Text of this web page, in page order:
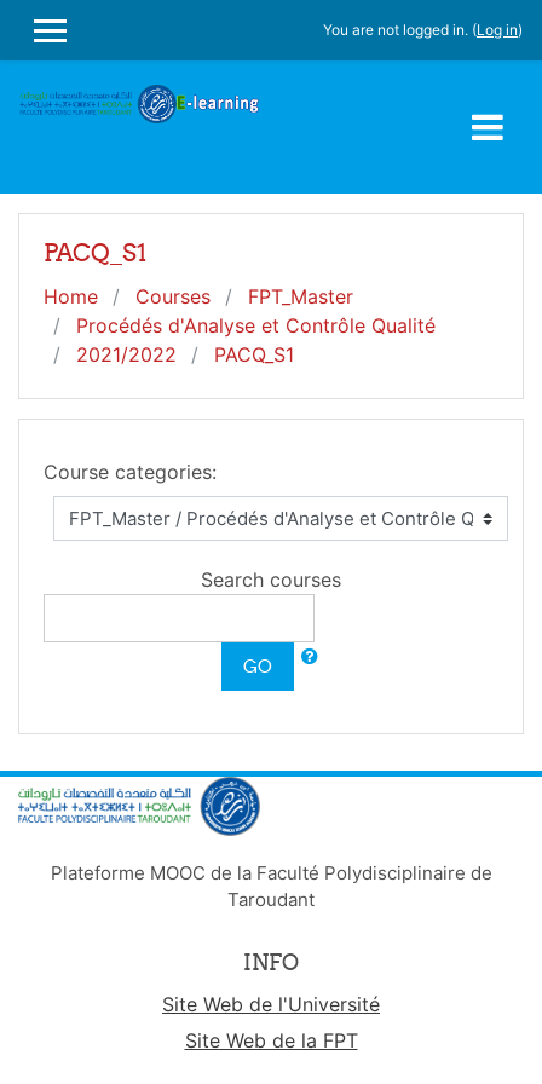
SIDE PANEL
You are not logged in. (Log in)
PACQ_S1
Home Courses
FPT_Master
Procédés d'Analyse et Contrôle Qualité
2021/2022
PACQ_S1
Course categories:
Search courses
GO
Plateforme MOOC de la Faculté Polydisciplinaire de
Taroudant
INFO
Site Web de l'Université
Site Web de la FPT